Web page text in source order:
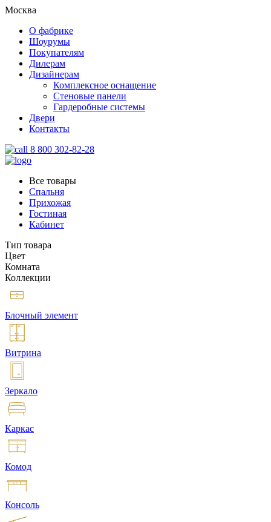
Москва
О фабрике
Шоурумы
Покупателям
Дилерам
Дизайнерам
Комплексное оснащение
Стеновые панели
Гардеробные системы
Двери
Контакты
8 800 302-82-28
Все товары
Спальня
Прихожая
Гостиная
Кабинет
Тип товара
Цвет
Комната
Коллекции
Блочный элемент
Витрина
Зеркало
Каркас
Комод
Консоль